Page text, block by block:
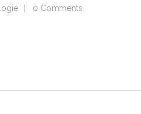
0 Comments